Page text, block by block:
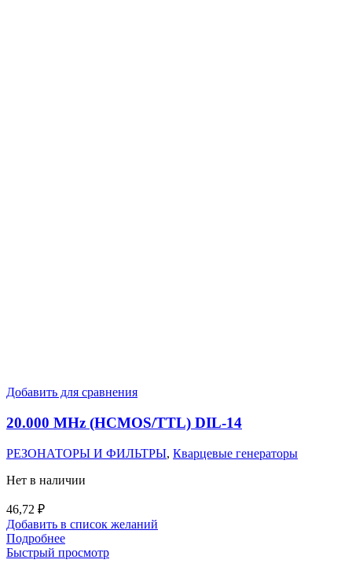
Добавить для сравнения
20.000 MHz (HCMOS/TTL) DIL-14
РЕЗОНАТОРЫ И ФИЛЬТРЫ, Кварцевые генераторы
Нет в наличии
46,72 ₽
Добавить в список желаний
Подробнее
Быстрый просмотр